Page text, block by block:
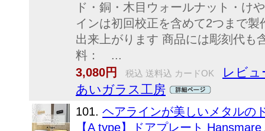
ド・銅・木目ウォールナット・け
インは初回校正を含めて2つまで
出来上がります 商品には彫刻代も
料： ...
3,080円
税込 送料込 カードOK
レビュ
あいガラス工房
101. ヘアラインが美しいメタルの
【A type】ドアプレート